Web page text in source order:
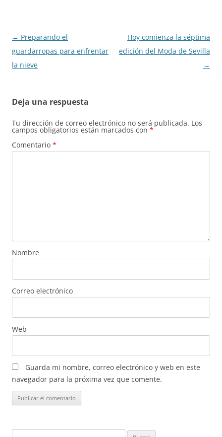
Navegación
de
entradas
← Preparando el
guardarropas para enfrentar
la nieve
Hoy comienza la séptima
edición del Moda de Sevilla
→
Deja una respuesta
Tu dirección de correo electrónico no será publicada. Los
campos obligatorios están marcados con *
Comentario *
Nombre
Correo electrónico
Web
Guarda mi nombre, correo electrónico y web en este
navegador para la próxima vez que comente.